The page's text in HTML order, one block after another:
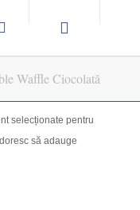
Waffle Ciocolată
selecționate pentru
să adauge